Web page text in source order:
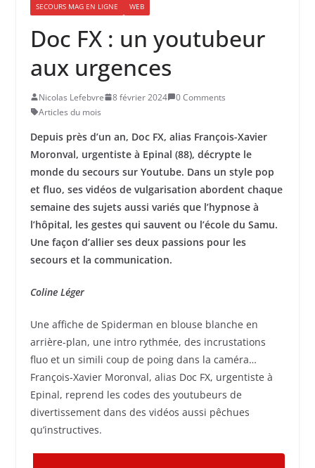
SECOURS MAG EN LIGNE
WEB
Doc FX : un youtubeur
aux urgences
Nicolas Lefebvre 8 février 2024
0 Comments
Articles du mois
Depuis près d’un an, Doc FX, alias François-Xavier
Moronval, urgentiste à Epinal (88), décrypte le
monde du secours sur Youtube. Dans un style pop
et fluo, ses vidéos de vulgarisation abordent chaque
semaine des sujets aussi variés que l’hypnose à
l’hôpital, les gestes qui sauvent ou l’école du Samu.
Une façon d’allier ses deux passions pour les
secours et la communication.
Coline Léger
Une affiche de Spiderman en blouse blanche en
arrière-plan, une intro rythmée, des incrustations
fluo et un simili coup de poing dans la caméra…
François-Xavier Moronval, alias Doc FX, urgentiste à
Epinal, reprend les codes des youtubeurs de
divertissement dans des vidéos aussi pêchues
qu’instructives.